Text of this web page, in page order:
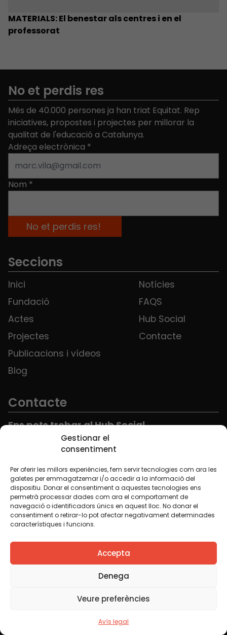
Gestionar el
consentiment
Per oferir les millors experiències, fem servir tecnologies com ara les
galetes per emmagatzemar i/o accedir a la informació del
dispositiu. Donar el consentiment a aquestes tecnologies ens
permetrà processar dades com ara el comportament de
navegació o identificadors únics en aquest lloc. No donar el
consentiment o retirar-lo pot afectar negativament determinades
característiques i funcions.
Accepta
Denega
Veure preferències
Avís legal
MATERIALS: El benestar als centres i en el
professorat
No et perdis res
Més de 40.000 persones ja han triat Equitat. Rep
iniciatives, propostes i projectes per millorar la
qualitat de l'educació a Catalunya.
Adreça electrònica *
Nom *
Seccions
Inici
Fundació
Actes
Projectes
Publicacions i vídeos
Blog
Notícies
FAQS
Hub Social
Contacte
Contacte
Ens pots trobar al Hub Social
Girona 34, interior 08010 Barcelona
Tel 934 588 700
fundacio@equitat.org
Formem part de...